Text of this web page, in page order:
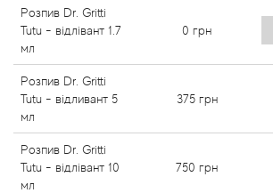
Розпив Dr. Gritti
Tutu - відлівант 1.7
мл
0 грн
Розпив Dr. Gritti
Tutu - відливант 5
мл
375 грн
Розпив Dr. Gritti
Tutu - відлівант 10
мл
750 грн